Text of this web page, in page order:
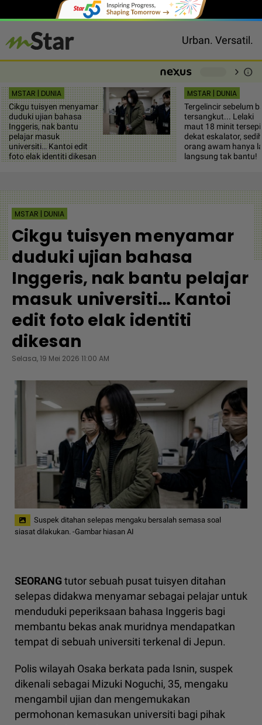
Urban. Versatil.
chevron_right info
MSTAR | DUNIA
Cikgu tuisyen menyamar
duduki ujian bahasa
Inggeris, nak bantu
pelajar masuk
universiti… Kantoi edit
foto elak identiti dikesan
MSTAR | DUNIA
Tergelincir sebelum
tersangkut... Lelaki
maut 18 minit
dekat eskalator, sedih
orang awam hanya
langsung tak bantu!
MSTAR | DUNIA
Cikgu tuisyen menyamar
duduki ujian bahasa
Inggeris, nak bantu pelajar
masuk universiti… Kantoi
edit foto elak identiti
dikesan
Selasa, 19 Mei 2026 11:00 AM
Suspek ditahan selepas mengaku bersalah semasa soal
siasat dilakukan. -Gambar hiasan AI
SEORANGtutor sebuah pusat tuisyen ditahan
selepas didakwa menyamar sebagai pelajar untuk
menduduki peperiksaan bahasa Inggeris bagi
membantu bekas anak muridnya mendapatkan
tempat di sebuah universiti terkenal di Jepun.
Polis wilayah Osaka berkata pada Isnin, suspek
dikenali sebagai Mizuki Noguchi, 35, mengaku
mengambil ujian dan mengemukakan
permohonan kemasukan universiti bagi pihak